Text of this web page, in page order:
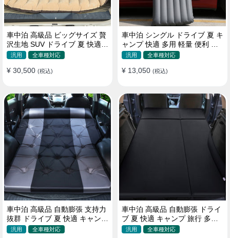
車中泊 高級品 ビッグサイズ 贅
沢生地 SUV ドライブ 夏 快適
キャンプ 旅行 収納便利 エアー
汎用 全車種対応
¥ 30,500 (税込)
車中泊 シングル ドライブ 夏 キ
ャンプ 快適 多用 軽量 便利 省
スペース 旅行 エアーベッド
汎用 全車種対応
¥ 13,050 (税込)
車中泊 高級品 自動膨張 支持力
抜群 ドライブ 夏 快適 キャンプ
旅行 省スペース エアーベッド
汎用 全車種対応
車中泊 高級品 自動膨張 ドライ
ブ 夏 快適 キャンプ 旅行 多用
取付簡単 収納便利 エアーベッ
汎用 全車種対応